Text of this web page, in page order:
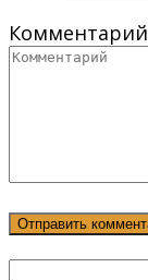
Комментарий